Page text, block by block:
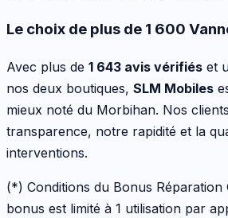
Le choix de plus de 1 600
Avec plus de 1 643 avis vérifiés et
nos deux boutiques, SLM Mobiles
mieux noté du Morbihan. Nos
transparence, notre rapidité et la
interventions.
(*) Conditions du Bonus Réparation
bonus est limité à 1 utilisation par